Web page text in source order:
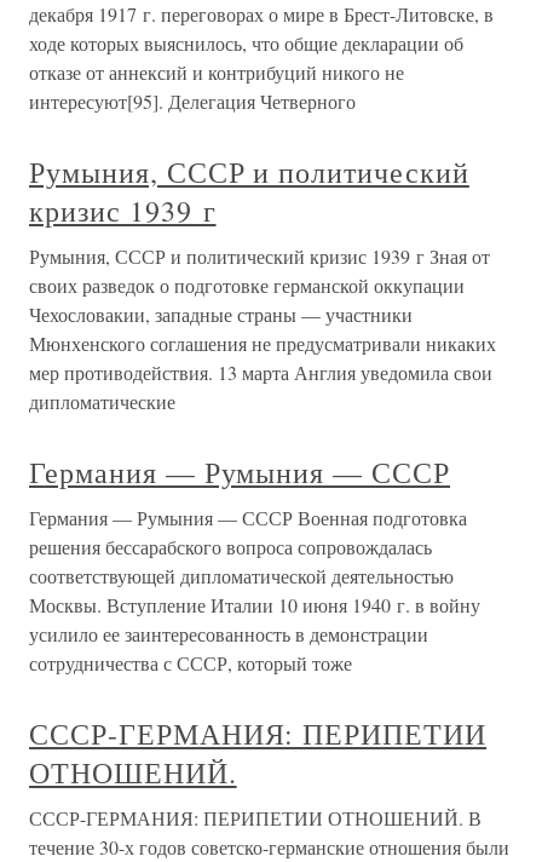
декабря 1917 г. переговорах о мире в Брест-Литовске, в
ходе которых выяснилось, что общие декларации об
отказе от аннексий и контрибуций никого не
интересуют[95]. Делегация Четверного
Румыния, СССР и политический
кризис 1939 г
Румыния, СССР и политический кризис 1939 г Зная от
своих разведок о подготовке германской оккупации
Чехословакии, западные страны — участники
Мюнхенского соглашения не предусматривали никаких
мер противодействия. 13 марта Англия уведомила свои
дипломатические
Германия — Румыния — СССР
Германия — Румыния — СССР Военная подготовка
решения бессарабского вопроса сопровождалась
соответствующей дипломатической деятельностью
Москвы. Вступление Италии 10 июня 1940 г. в войну
усилило ее заинтересованность в демонстрации
сотрудничества с СССР, который тоже
СССР-ГЕРМАНИЯ: ПЕРИПЕТИИ
ОТНОШЕНИЙ.
СССР-ГЕРМАНИЯ: ПЕРИПЕТИИ ОТНОШЕНИЙ. В
течение 30-х годов советско-германские отношения были